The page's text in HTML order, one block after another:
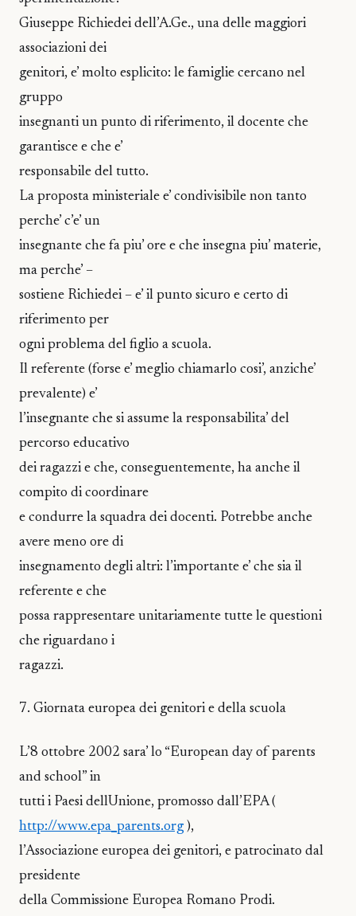
Giuseppe Richiedei dell’A.Ge., una delle maggiori
associazioni dei
genitori, e’ molto esplicito: le famiglie cercano nel
gruppo
insegnanti un punto di riferimento, il docente che
garantisce e che e’
responsabile del tutto.
La proposta ministeriale e’ condivisibile non tanto
perche’ c’e’ un
insegnante che fa piu’ ore e che insegna piu’ materie,
ma perche’ –
sostiene Richiedei – e’ il punto sicuro e certo di
riferimento per
ogni problema del figlio a scuola.
Il referente (forse e’ meglio chiamarlo cosi’, anziche’
prevalente) e’
l’insegnante che si assume la responsabilita’ del
percorso educativo
dei ragazzi e che, conseguentemente, ha anche il
compito di coordinare
e condurre la squadra dei docenti. Potrebbe anche
avere meno ore di
insegnamento degli altri: l’importante e’ che sia il
referente e che
possa rappresentare unitariamente tutte le questioni
che riguardano i
ragazzi.
7. Giornata europea dei genitori e della scuola
L’8 ottobre 2002 sara’ lo “European day of parents
and school” in
tutti i Paesi dellUnione, promosso dall’EPA (
http://www.epa_parents.org ),
l’Associazione europea dei genitori, e patrocinato dal
presidente
della Commissione Europea Romano Prodi.